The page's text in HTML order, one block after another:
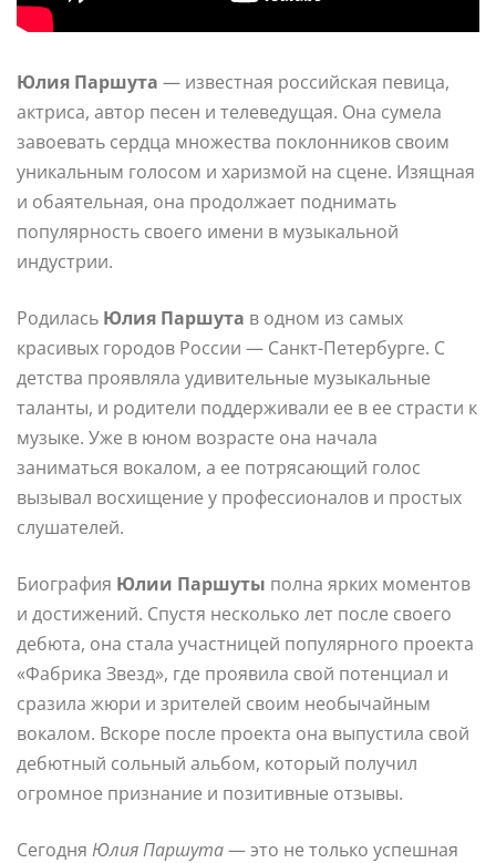
Юлия Паршута — известная российская певица,
актриса, автор песен и телеведущая. Она сумела
завоевать сердца множества поклонников своим
уникальным голосом и харизмой на сцене. Изящная
и обаятельная, она продолжает поднимать
популярность своего имени в музыкальной
индустрии.
Родилась Юлия Паршута в одном из самых
красивых городов России — Санкт-Петербурге. С
детства проявляла удивительные музыкальные
таланты, и родители поддерживали ее в ее страсти к
музыке. Уже в юном возрасте она начала
заниматься вокалом, а ее потрясающий голос
вызывал восхищение у профессионалов и простых
слушателей.
Биография Юлии Паршуты полна ярких моментов
и достижений. Спустя несколько лет после своего
дебюта, она стала участницей популярного проекта
«Фабрика Звезд», где проявила свой потенциал и
сразила жюри и зрителей своим необычайным
вокалом. Вскоре после проекта она выпустила свой
дебютный сольный альбом, который получил
огромное признание и позитивные отзывы.
Сегодня Юлия Паршута— это не только успешная